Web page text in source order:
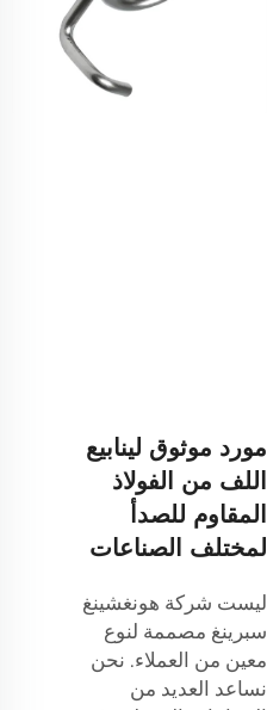
مورد موثوق لينابيع
اللف من الفولاذ
المقاوم للصدأ
لمختلف الصناعات
ليست شركة هونغشينغ
سبرينغ مصممة لنوع
معين من العملاء. نحن
نساعد العديد من